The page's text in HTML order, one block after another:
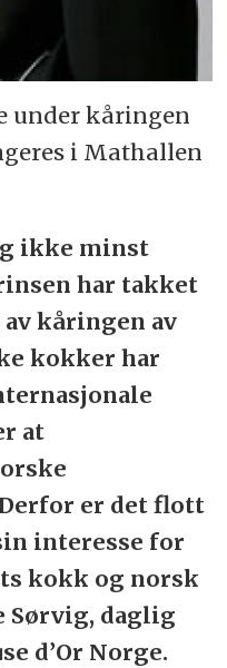
under kåringen
i Mathallen
ikke minst
har takket
kåringen av
kokker har
at
er det flott
interesse for
kokk og norsk
Sørvig, daglig
d’Or Norge.